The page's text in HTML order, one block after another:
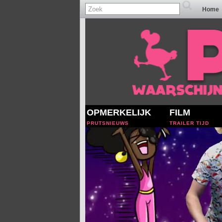
Home
OPMERKELIJK
PRUTSNIEUWS
FILM
TRAILER TIJD